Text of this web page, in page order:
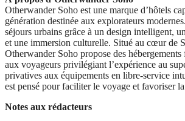
Otherwander Soho est une marque d’hôtels
génération destinée aux explorateurs
séjours urbains grâce à un design intelligent,
et une immersion culturelle. Situé au cœur de
Otherwander Soho propose des
aux voyageurs privilégiant l’expérience au
privatives aux équipements en libre-service
est pensé pour faciliter le voyage et favoriser
Notes aux rédacteurs